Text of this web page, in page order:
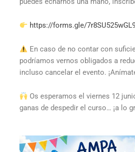
https://forms.gle/
En caso de no contar con
podríamos vernos obligados a
incluso cancelar el evento.
Os esperamos el viernes 12
ganas de despedir el curso… ¡a lo